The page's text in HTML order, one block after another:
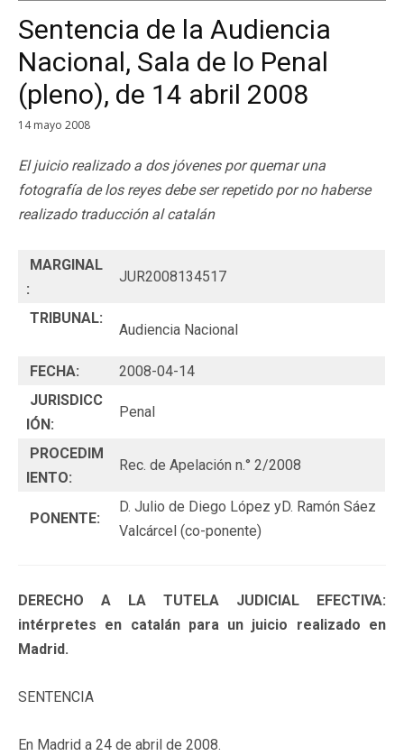
Sentencia de la Audiencia
Nacional, Sala de lo Penal
(pleno), de 14 abril 2008
14 mayo 2008
El juicio realizado a dos jóvenes por quemar una
fotografía de los reyes debe ser repetido por no haberse
realizado traducción al catalán
MARGINAL
:
JUR2008134517
TRIBUNAL:
Audiencia Nacional
FECHA:
2008-04-14
JURISDICC
IÓN:
Penal
PROCEDIM
IENTO:
Rec. de Apelación n.° 2/2008
PONENTE:
D. Julio de Diego López yD. Ramón Sáez
Valcárcel (co-ponente)
DERECHO A LA TUTELA JUDICIAL EFECTIVA:
intérpretes en catalán para un juicio realizado en
Madrid.
SENTENCIA
En Madrid a 24 de abril de 2008.